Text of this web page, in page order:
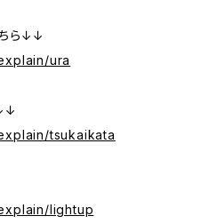
ら↓↓
ura
tsukaikata
lightup